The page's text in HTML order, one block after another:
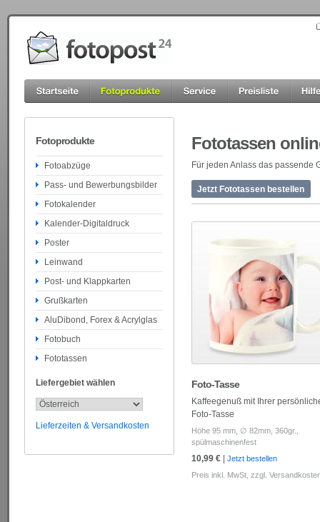
Fotoprodukte
Fotoabzüge
Pass- und Bewerbungsbilder
Fotokalender
Kalender-Digitaldruck
Poster
Leinwand
Post- und Klappkarten
Grußkarten
AluDibond, Forex & Acrylglas
Fotobuch
Fototassen
Liefergebiet wählen
Lieferzeiten & Versandkosten
Fototassen
Für jeden Anlass das passende
Jetzt Fototassen bestellen
Foto-Tasse
Kaffeegenuß mit Ihrer
Foto-Tasse
Höhe 95 mm, ∅ 82mm, 360gr.,
spülmaschinenfest
10,99 €
Jetzt bestellen
Preis inkl. MwSt, zzgl.